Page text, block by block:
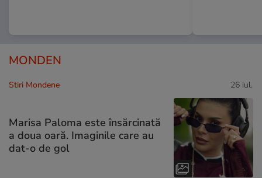
MONDEN
Stiri Mondene 26 iul.
Marisa Paloma este însărcinată
a doua oară. Imaginile care au
dat-o de gol